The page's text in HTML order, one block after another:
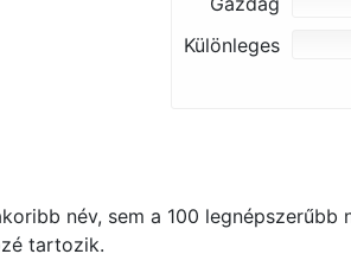
Különleges
név, sem a 100
tartozik.